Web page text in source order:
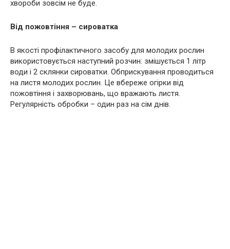
хвороби зовсім не буде.
Від пожовтіння – сироватка
В якості профілактичного засобу для молодих рослин
використовується наступний розчин: змішується 1 літр
води і 2 склянки сироватки. Обприскування проводиться
на листя молодих рослин. Це вбереже огірки від
пожовтіння і захворювань, що вражають листя.
Регулярність обробки – один раз на сім днів.